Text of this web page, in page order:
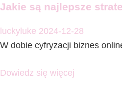
Jakie są najlepsze
luckyluke 2024-12-28
W dobie cyfryzacji biznes
Dowiedz się więcej